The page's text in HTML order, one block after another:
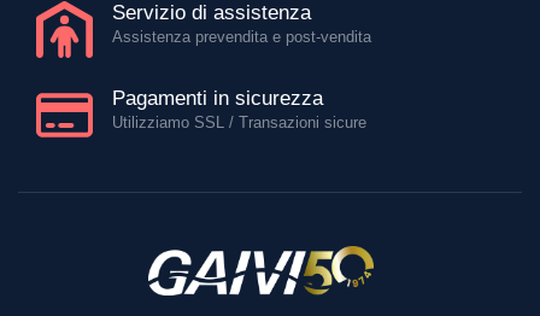
Servizio di assistenza
Assistenza prevendita e post-vendita
Pagamenti in sicurezza
Utilizziamo SSL / Transazioni sicure